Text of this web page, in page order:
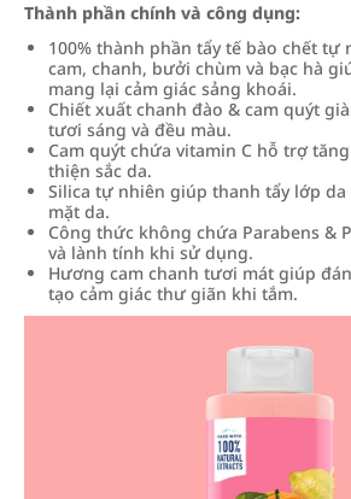
Thành phần chính và công dụng:
100% thành phần tẩy tế bào chết tự
cam, chanh, bưởi chùm và bạc hà
mang lại cảm giác sảng khoái.
Chiết xuất chanh đào & cam quýt
tươi sáng và đều màu.
Cam quýt chứa vitamin C hỗ trợ
thiện sắc da.
Silica tự nhiên giúp thanh tẩy lớp da
mặt da.
Công thức không chứa Parabens &
và lành tính khi sử dụng.
Hương cam chanh tươi mát giúp
tạo cảm giác thư giãn khi tắm.